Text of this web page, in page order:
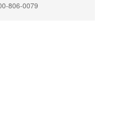
806-0079